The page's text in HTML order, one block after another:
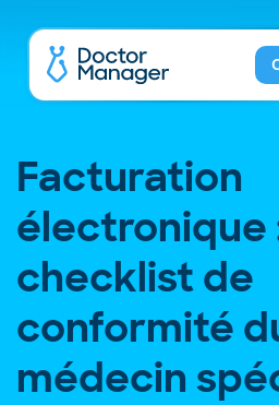
Facturation
électronique
checklist de
conformité
médecin